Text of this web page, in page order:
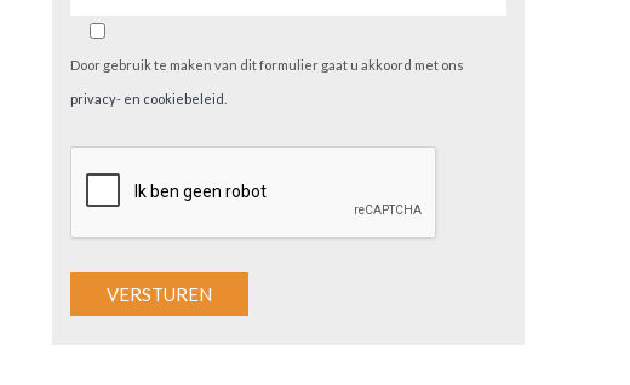
Door gebruik te maken van dit formulier gaat u akkoord met ons
privacy- en cookiebeleid